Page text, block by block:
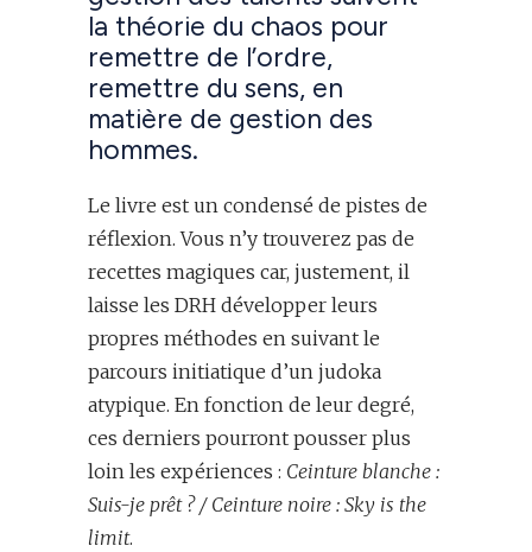
la théorie du chaos pour
remettre de l’ordre,
remettre du sens, en
matière de gestion des
hommes.
Le livre est un condensé de pistes de
réflexion. Vous n’y trouverez pas de
recettes magiques car, justement, il
laisse les DRH développer leurs
propres méthodes en suivant le
parcours initiatique d’un judoka
atypique. En fonction de leur degré,
ces derniers pourront pousser plus
loin les expériences : Ceinture blanche :
Suis-je prêt ? / Ceinture noire : Sky is the
limit.